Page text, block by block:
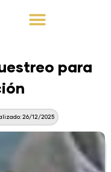
para
26/12/2025